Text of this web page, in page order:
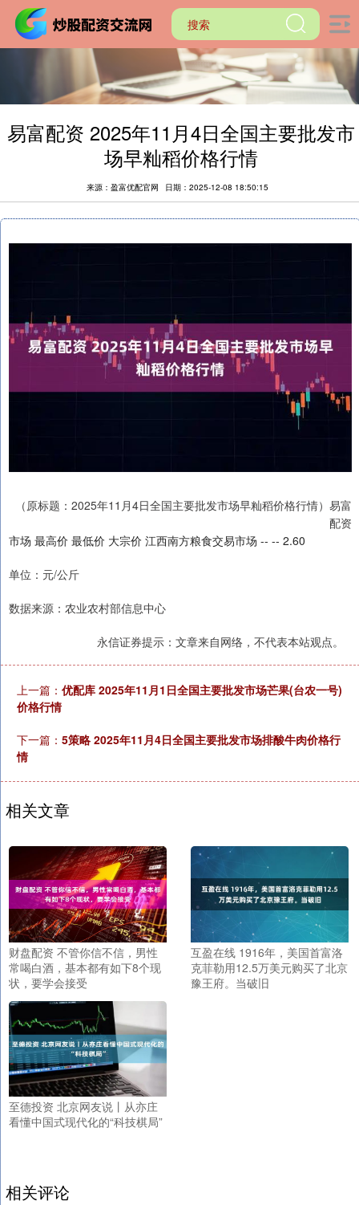
易富配资 2025年11月4日全国主要批发市
场早籼稻价格行情
来源：盈富优配官网 日期：2025-12-08 18:50:15
（原标题：2025年11月4日全国主要批发市场早籼稻价格行情）易富
配资
市场 最高价 最低价 大宗价 江西南方粮食交易市场 -- -- 2.60
单位：元/公斤
数据来源：农业农村部信息中心
永信证券提示：文章来自网络，不代表本站观点。
上一篇： 优配库 2025年11月1日全国主要批发市场芒果(台农一号)
价格行情
下一篇： 5策略 2025年11月4日全国主要批发市场排酸牛肉价格行
情
相关文章
财盘配资 不管你信不信，男性
常喝白酒，基本都有如下8个现
状，要学会接受
互盈在线 1916年，美国首富洛
克菲勒用12.5万美元购买了北京
豫王府。当破旧
至德投资 北京网友说丨从亦庄
看懂中国式现代化的“科技棋局”
相关评论